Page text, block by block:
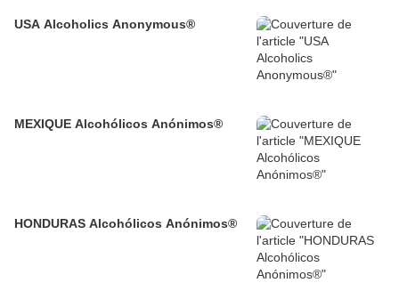
USA Alcoholics Anonymous®
MEXIQUE Alcohólicos Anónimos®
HONDURAS Alcohólicos Anónimos®